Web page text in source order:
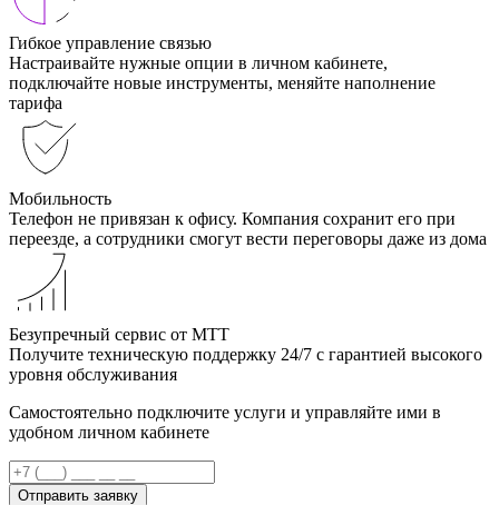
Гибкое управление связью
Настраивайте нужные опции в личном кабинете,
подключайте новые инструменты, меняйте наполнение
тарифа
Мобильность
Телефон не привязан к офису. Компания сохранит его при
переезде, а сотрудники смогут вести переговоры даже из дома
Безупречный сервис от МТТ
Получите техническую поддержку 24/7 с гарантией высокого
уровня обслуживания
Самостоятельно подключите услуги и управляйте ими в
удобном личном кабинете
Отправить заявку